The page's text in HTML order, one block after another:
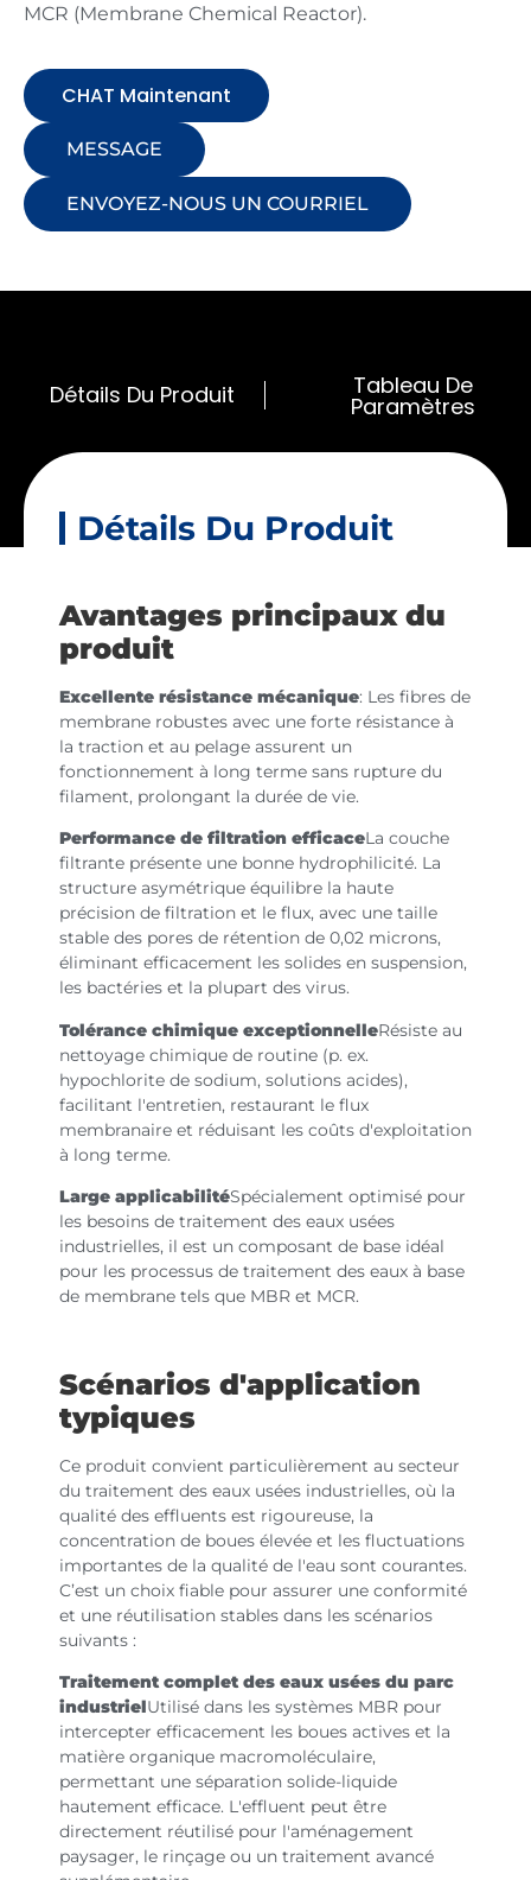
MCR (Membrane Chemical Reactor).
CHAT Maintenant
MESSAGE
ENVOYEZ-NOUS UN COURRIEL
Détails Du Produit Tableau De
Paramètres
Détails Du Produit
Avantages principaux du
produit
Excellente résistance mécanique: Les fibres de
membrane robustes avec une forte résistance à
la traction et au pelage assurent un
fonctionnement à long terme sans rupture du
filament, prolongant la durée de vie.
Performance de filtration efficaceLa couche
filtrante présente une bonne hydrophilicité. La
structure asymétrique équilibre la haute
précision de filtration et le flux, avec une taille
stable des pores de rétention de 0,02 microns,
éliminant efficacement les solides en suspension,
les bactéries et la plupart des virus.
Tolérance chimique exceptionnelleRésiste au
nettoyage chimique de routine (p. ex.
hypochlorite de sodium, solutions acides),
facilitant l'entretien, restaurant le flux
membranaire et réduisant les coûts d'exploitation
à long terme.
Large applicabilitéSpécialement optimisé pour
les besoins de traitement des eaux usées
industrielles, il est un composant de base idéal
pour les processus de traitement des eaux à base
de membrane tels que MBR et MCR.
Scénarios d'application
typiques
Ce produit convient particulièrement au secteur
du traitement des eaux usées industrielles, où la
qualité des effluents est rigoureuse, la
concentration de boues élevée et les fluctuations
importantes de la qualité de l'eau sont courantes.
C’est un choix fiable pour assurer une conformité
et une réutilisation stables dans les scénarios
suivants :
Traitement complet des eaux usées du parc
industrielUtilisé dans les systèmes MBR pour
intercepter efficacement les boues actives et la
matière organique macromoléculaire,
permettant une séparation solide-liquide
hautement efficace. L'effluent peut être
directement réutilisé pour l'aménagement
paysager, le rinçage ou un traitement avancé